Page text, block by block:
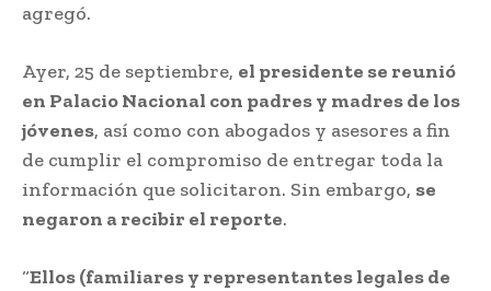
agregó.
Ayer, 25 de septiembre, el presidente se reunió
en Palacio Nacional con padres y madres de los
jóvenes, así como con abogados y asesores a fin
de cumplir el compromiso de entregar toda la
información que solicitaron. Sin embargo, se
negaron a recibir el reporte.
“Ellos (familiares y representantes legales de